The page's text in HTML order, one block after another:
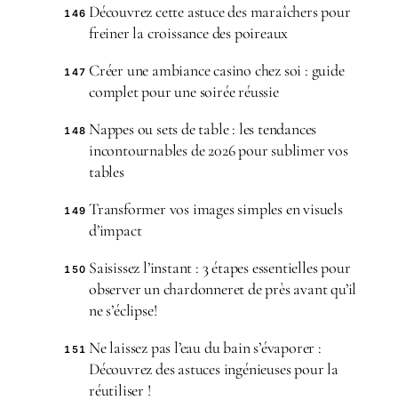
146 Découvrez cette astuce des maraîchers pour
freiner la croissance des poireaux
147 Créer une ambiance casino chez soi : guide
complet pour une soirée réussie
148 Nappes ou sets de table : les tendances
incontournables de 2026 pour sublimer vos
tables
149 Transformer vos images simples en visuels
d’impact
150 Saisissez l’instant : 3 étapes essentielles pour
observer un chardonneret de près avant qu’il
ne s’éclipse!
151 Ne laissez pas l’eau du bain s’évaporer :
Découvrez des astuces ingénieuses pour la
réutiliser !